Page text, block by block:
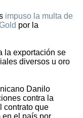
impuso la multa de
por la
la exportación se
diversos u oro
Danilo
contra la
contrato que